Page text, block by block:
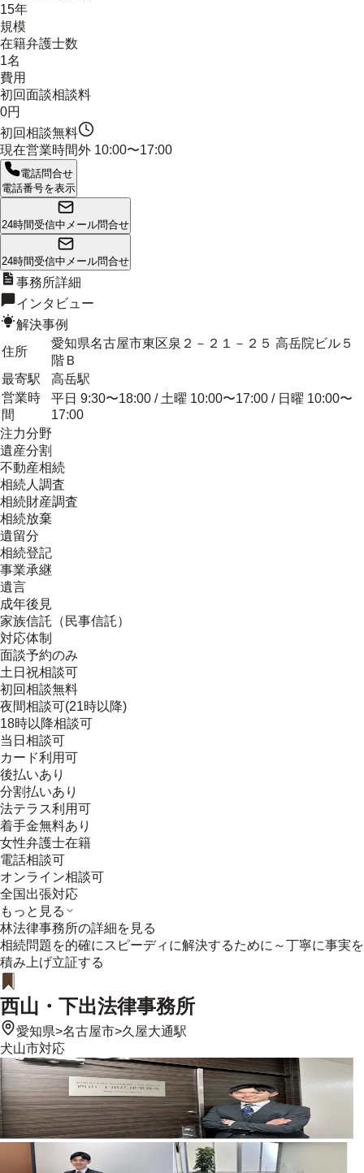
15年
規模
在籍弁護士数
1名
費用
初回面談相談料
0円
初回相談無料
現在営業時間外 10:00〜17:00
電話問合せ
電話番号を表示
24時間受信中 メール問合せ
24時間受信中 メール問合せ
事務所詳細
インタビュー
解決事例
住所
愛知県名古屋市東区泉２－２１－２５ 高岳院ビル５
階Ｂ
最寄駅
高岳駅
営業時
間
平日 9:30〜18:00 / 土曜 10:00〜17:00 / 日曜 10:00〜
17:00
注力分野
遺産分割
不動産相続
相続人調査
相続財産調査
相続放棄
遺留分
相続登記
事業承継
遺言
成年後見
家族信託（民事信託）
対応体制
面談予約のみ
土日祝相談可
初回相談無料
夜間相談可(21時以降)
18時以降相談可
当日相談可
カード利用可
後払いあり
分割払いあり
法テラス利用可
着手金無料あり
女性弁護士在籍
電話相談可
オンライン相談可
全国出張対応
もっと見る
林法律事務所の詳細を見る
相続問題を的確にスピーディに解決するために～丁寧に事実を
積み上げ立証する
西山・下出法律事務所
愛知県>名古屋市>久屋大通駅
犬山市対応